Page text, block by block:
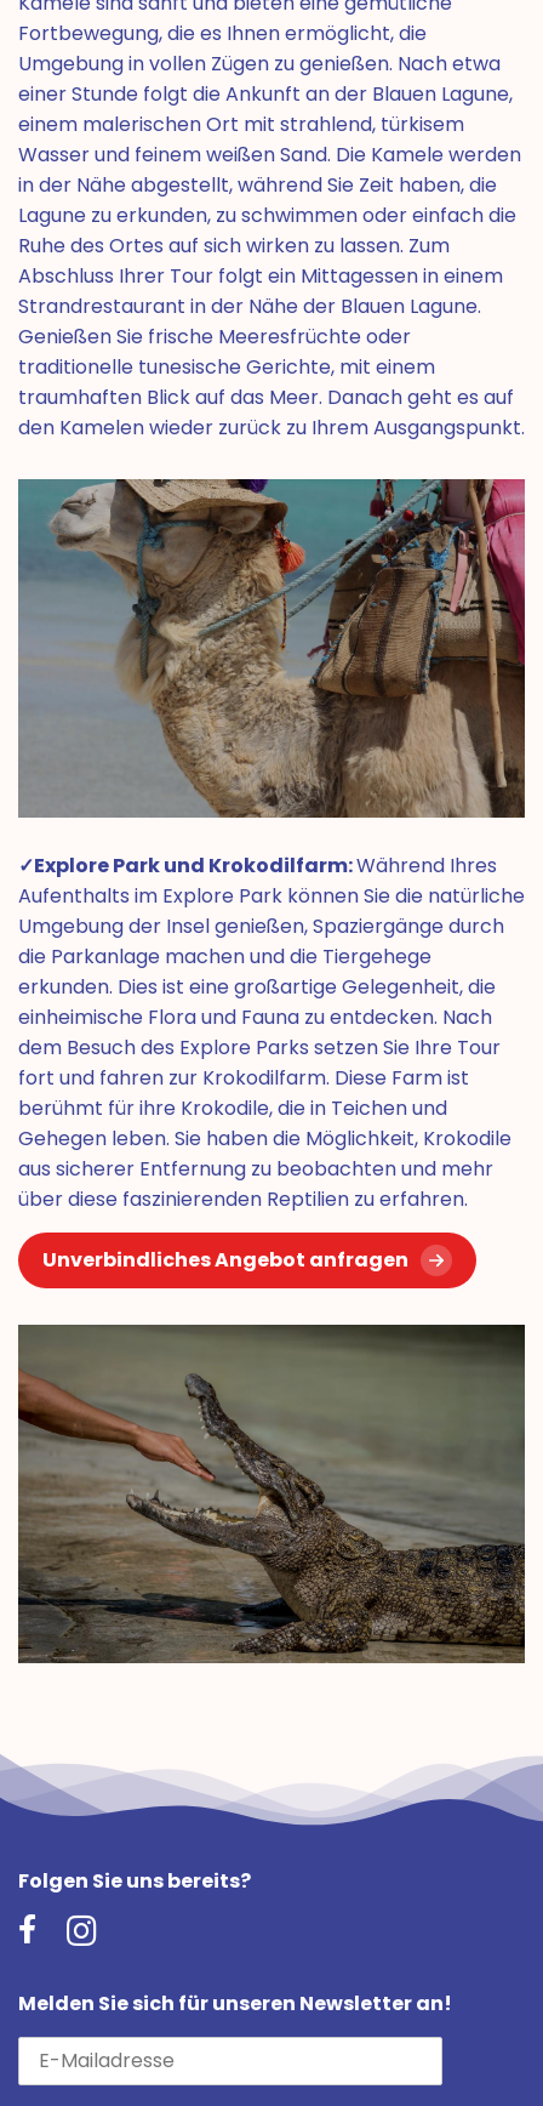
Fortbewegung, die es Ihnen ermöglicht, die
Umgebung in vollen Zügen zu genießen. Nach etwa
einer Stunde folgt die Ankunft an der Blauen Lagune,
einem malerischen Ort mit strahlend, türkisem
Wasser und feinem weißen Sand. Die Kamele werden
in der Nähe abgestellt, während Sie Zeit haben, die
Lagune zu erkunden, zu schwimmen oder einfach die
Ruhe des Ortes auf sich wirken zu lassen. Zum
Abschluss Ihrer Tour folgt ein Mittagessen in einem
Strandrestaurant in der Nähe der Blauen Lagune.
Genießen Sie frische Meeresfrüchte oder
traditionelle tunesische Gerichte, mit einem
traumhaften Blick auf das Meer. Danach geht es auf
den Kamelen wieder zurück zu Ihrem Ausgangspunkt.
✓Explore Park und Krokodilfarm:Während Ihres
Aufenthalts im Explore Park können Sie die natürliche
Umgebung der Insel genießen, Spaziergänge durch
die Parkanlage machen und die Tiergehege
erkunden. Dies ist eine großartige Gelegenheit, die
einheimische Flora und Fauna zu entdecken. Nach
dem Besuch des Explore Parks setzen Sie Ihre Tour
fort und fahren zur Krokodilfarm. Diese Farm ist
berühmt für ihre Krokodile, die in Teichen und
Gehegen leben. Sie haben die Möglichkeit, Krokodile
aus sicherer Entfernung zu beobachten und mehr
über diese faszinierenden Reptilien zu erfahren.
Unverbindliches Angebot anfragen
Folgen Sie uns bereits?
Melden Sie sich für unseren Newsletter an!